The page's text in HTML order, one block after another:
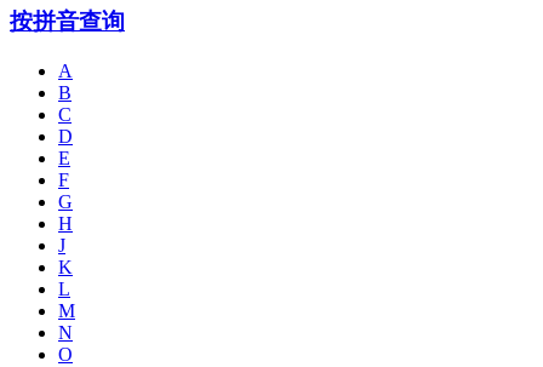
按拼音查询
A
B
C
D
E
F
G
H
J
K
L
M
N
O